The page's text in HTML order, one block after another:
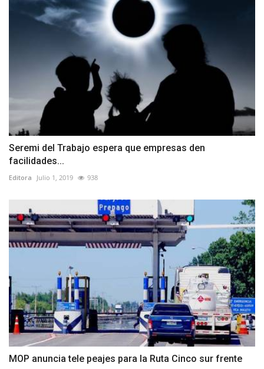
Seremi del Trabajo espera que empresas den
facilidades...
Editora Julio 1, 2019 938
MOP anuncia tele peajes para la Ruta Cinco sur frente